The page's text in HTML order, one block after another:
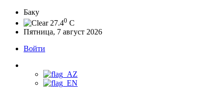
Баку
27.40 C
Пятница, 7 август 2026
Войти